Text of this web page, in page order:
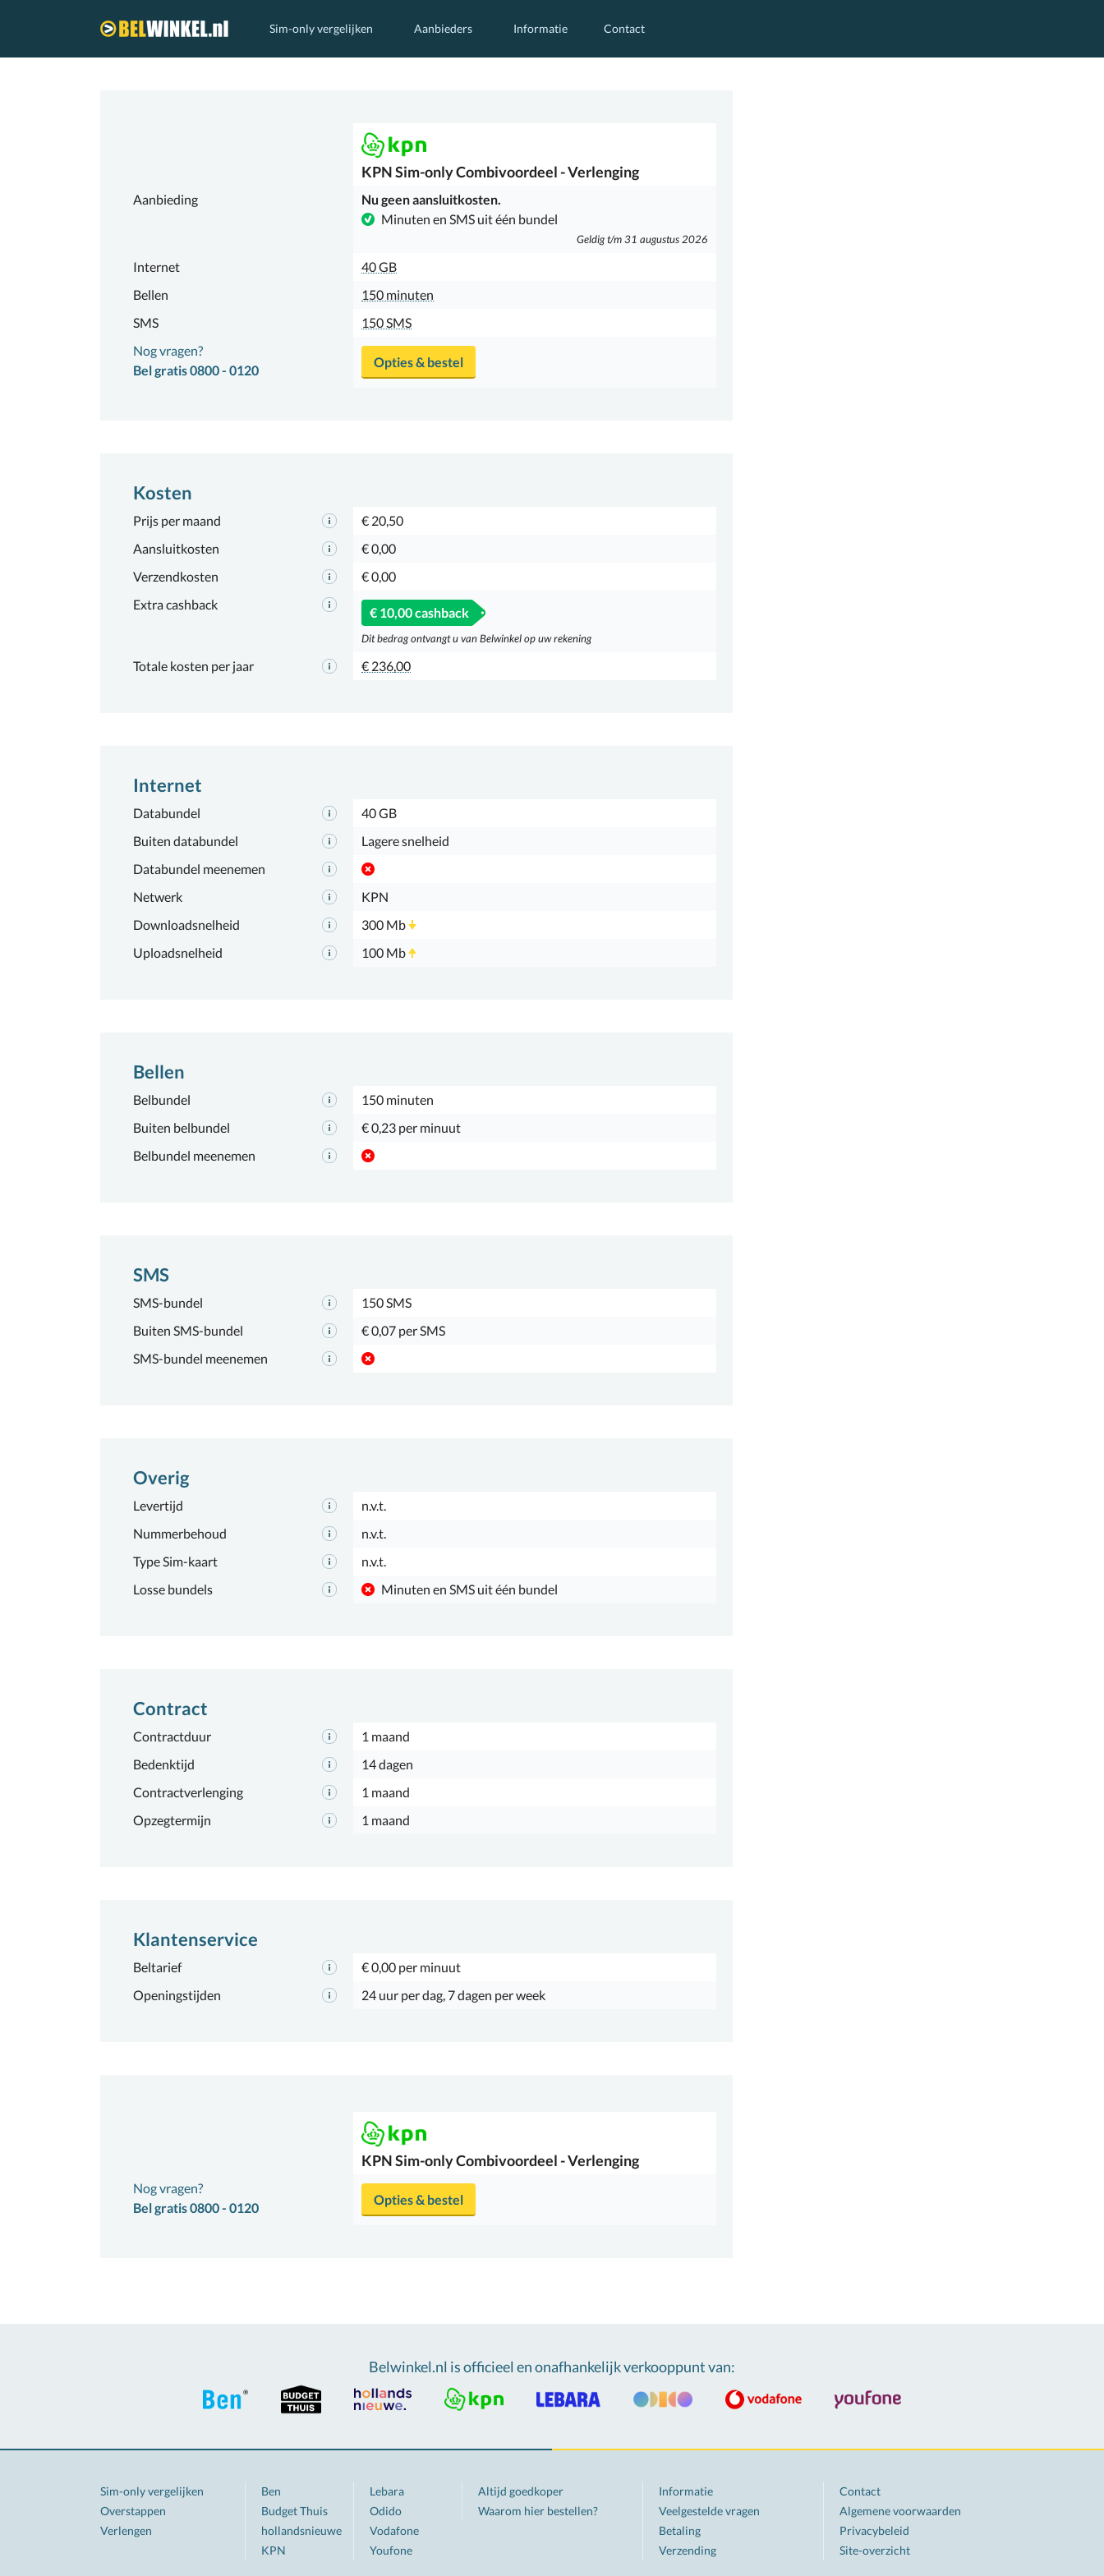
Sim-only vergelijken Aanbieders Informatie Contact
KPNSim-only Combivoordeel - Verlenging
Aanbieding
Nu geen aansluitkosten.
Minuten en SMS uit één bundel
Geldig t/m 31 augustus 2026
Internet
40 GB
Bellen
150 minuten
SMS
150 SMS
Nog vragen?
Bel gratis 0800 - 0120
Opties & bestel
Kosten
Prijs per maand
€ 20,50
Aansluitkosten
€ 0,00
Verzendkosten
€ 0,00
Extra cashback
€ 10,00 cashback
Dit bedrag ontvangt u van Belwinkel op uw rekening
Totale kosten per jaar € 236,00
Internet
Databundel
40 GB
Buiten databundel
Lagere snelheid
Databundel meenemen
Netwerk
KPN
Downloadsnelheid
300 Mb
Uploadsnelheid
100 Mb
Bellen
Belbundel
150 minuten
Buiten belbundel
€ 0,23 per minuut
Belbundel meenemen
SMS
SMS-bundel
150 SMS
Buiten SMS-bundel
€ 0,07 per SMS
SMS-bundel meenemen
Overig
Levertijd
n.v.t.
Nummerbehoud
n.v.t.
Type Sim-kaart
n.v.t.
Losse bundels
Minuten en SMS uit één bundel
Contract
Contractduur
1 maand
Bedenktijd
14 dagen
Contractverlenging
1 maand
Opzegtermijn
1 maand
Klantenservice
Beltarief
€ 0,00 per minuut
Openingstijden
24 uur per dag, 7 dagen per week
KPNSim-only Combivoordeel - Verlenging
Nog vragen?
Bel gratis 0800 - 0120
Opties & bestel
Belwinkel.nl is officieel en onafhankelijk verkooppunt van:
Sim-only vergelijken
Overstappen
Verlengen
Ben
Budget Thuis
hollandsnieuwe
KPN
Lebara
Odido
Vodafone
Youfone
Altijd goedkoper
Waarom hier bestellen?
Informatie
Veelgestelde vragen
Betaling
Verzending
Contact
Algemene voorwaarden
Privacybeleid
Site-overzicht